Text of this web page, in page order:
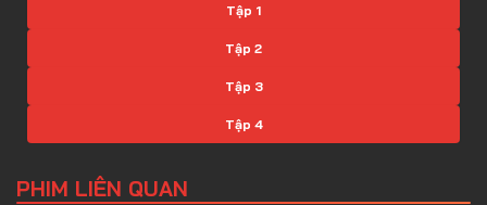
Tập 1
Tập 2
Tập 3
Tập 4
Tập 6
PHIM LIÊN QUAN